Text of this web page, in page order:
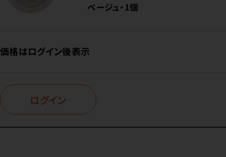
ベージュ・1個
価格はログイン後表示
ログイン